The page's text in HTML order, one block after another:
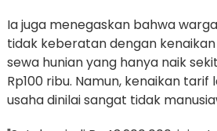
Ia juga menegaskan bahwa warga
tidak keberatan dengan
sewa hunian yang hanya naik
Rp100 ribu. Namun, kenaikan tarif
usaha dinilai sangat tidak